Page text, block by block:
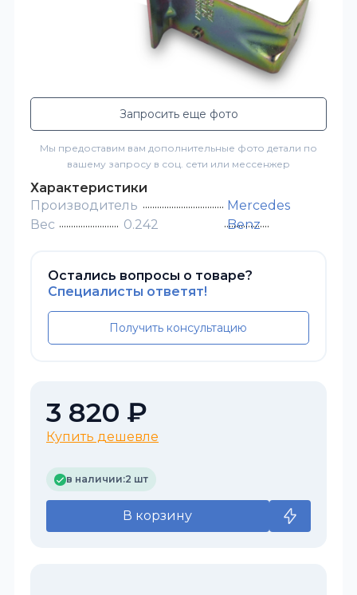
Запросить еще фото
Мы предоставим вам дополнительные фото детали по
вашему запросу в соц. сети или мессенжер
Характеристики
Производитель
Mercedes
Benz
Вес 0.242
Остались вопросы о товаре?
Специалисты ответят!
Получить консультацию
3 820 ₽
Купить дешевле
в наличии:2 шт
В корзину